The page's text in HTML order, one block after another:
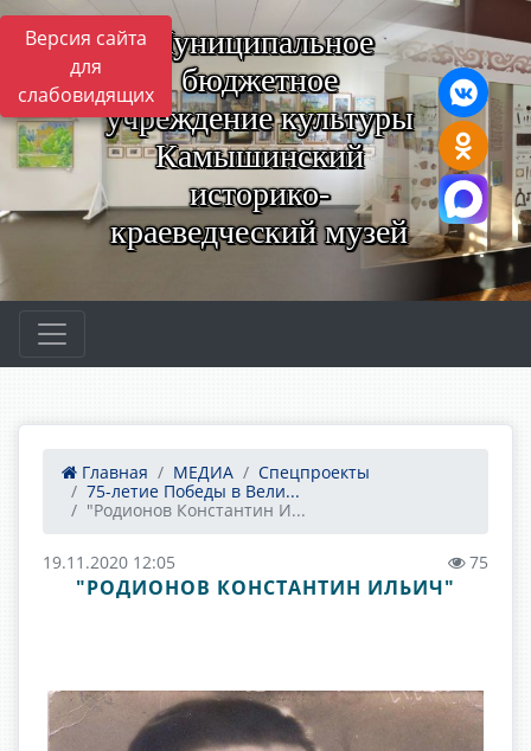
Версия сайта
для
слабовидящих
Муниципальное
бюджетное
учреждение культуры
Камышинский
историко-
краеведческий музей
Главная МЕДИА
Спецпроекты
75-летие Победы в Вели...
"Родионов Константин И...
19.11.2020 12:05 75
"РОДИОНОВ КОНСТАНТИН ИЛЬИЧ"